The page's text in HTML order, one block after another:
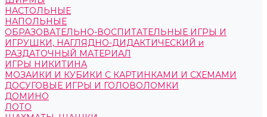
НАСТОЛЬНЫЕ
НАПОЛЬНЫЕ
ОБРАЗОВАТЕЛЬНО-ВОСПИТАТЕЛЬНЫЕ ИГРЫ И
ИГРУШКИ, НАГЛЯДНО-ДИДАКТИЧЕСКИЙ и
РАЗДАТОЧНЫЙ МАТЕРИАЛ
ИГРЫ НИКИТИНА
МОЗАИКИ И КУБИКИ С КАРТИНКАМИ И СХЕМАМИ
ДОСУГОВЫЕ ИГРЫ И ГОЛОВОЛОМКИ
ДОМИНО
ЛОТО